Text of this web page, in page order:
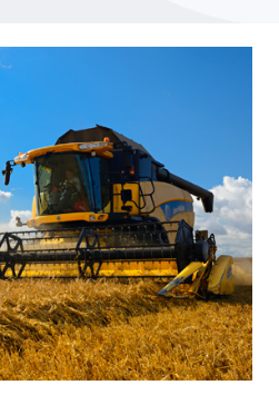
di euro a fondo